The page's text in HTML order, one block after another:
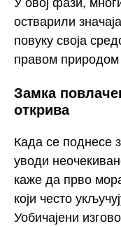
У овој фази,
остварили
повуку своја
правом природом
Замка
открива
Када се поднесе
уводи
каже да прво
који често
Уобичајени